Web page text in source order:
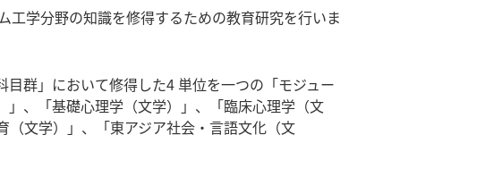
学分野の知識を修得するための教育研究を行いま
群」において修得した4 単位を一つの「モジュー
、「基礎心理学（文学）」、「臨床心理学（文
文学）」、「東アジア社会・言語文化（文